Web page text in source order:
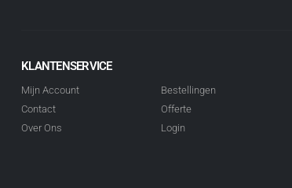
KLANTENSERVICE
Mijn Account
Contact
Over Ons
Bestellingen
Offerte
Login